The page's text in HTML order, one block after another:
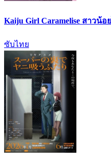
Kaiju Girl Caramelise สาวน้
ซับไทย